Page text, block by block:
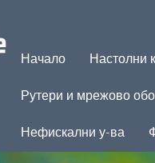
Начало Настолни
Рутери и мрежово
Нефискални у-ва